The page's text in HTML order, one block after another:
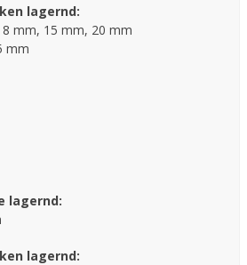
lagernd:
mm, 15 mm, 20 mm
mm
lagernd:
lagernd: